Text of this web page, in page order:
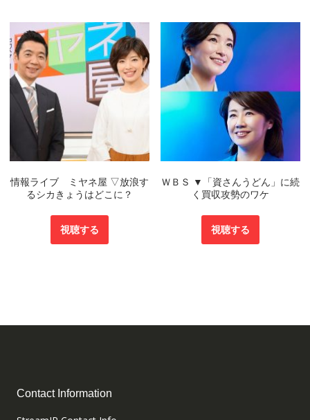
情報ライブ ミヤネ屋 ▽放浪す
るシカきょうはどこに？
視聴する
ＷＢＳ ▼「資さんうどん」に続
く買収攻勢のワケ
視聴する
Contact Information